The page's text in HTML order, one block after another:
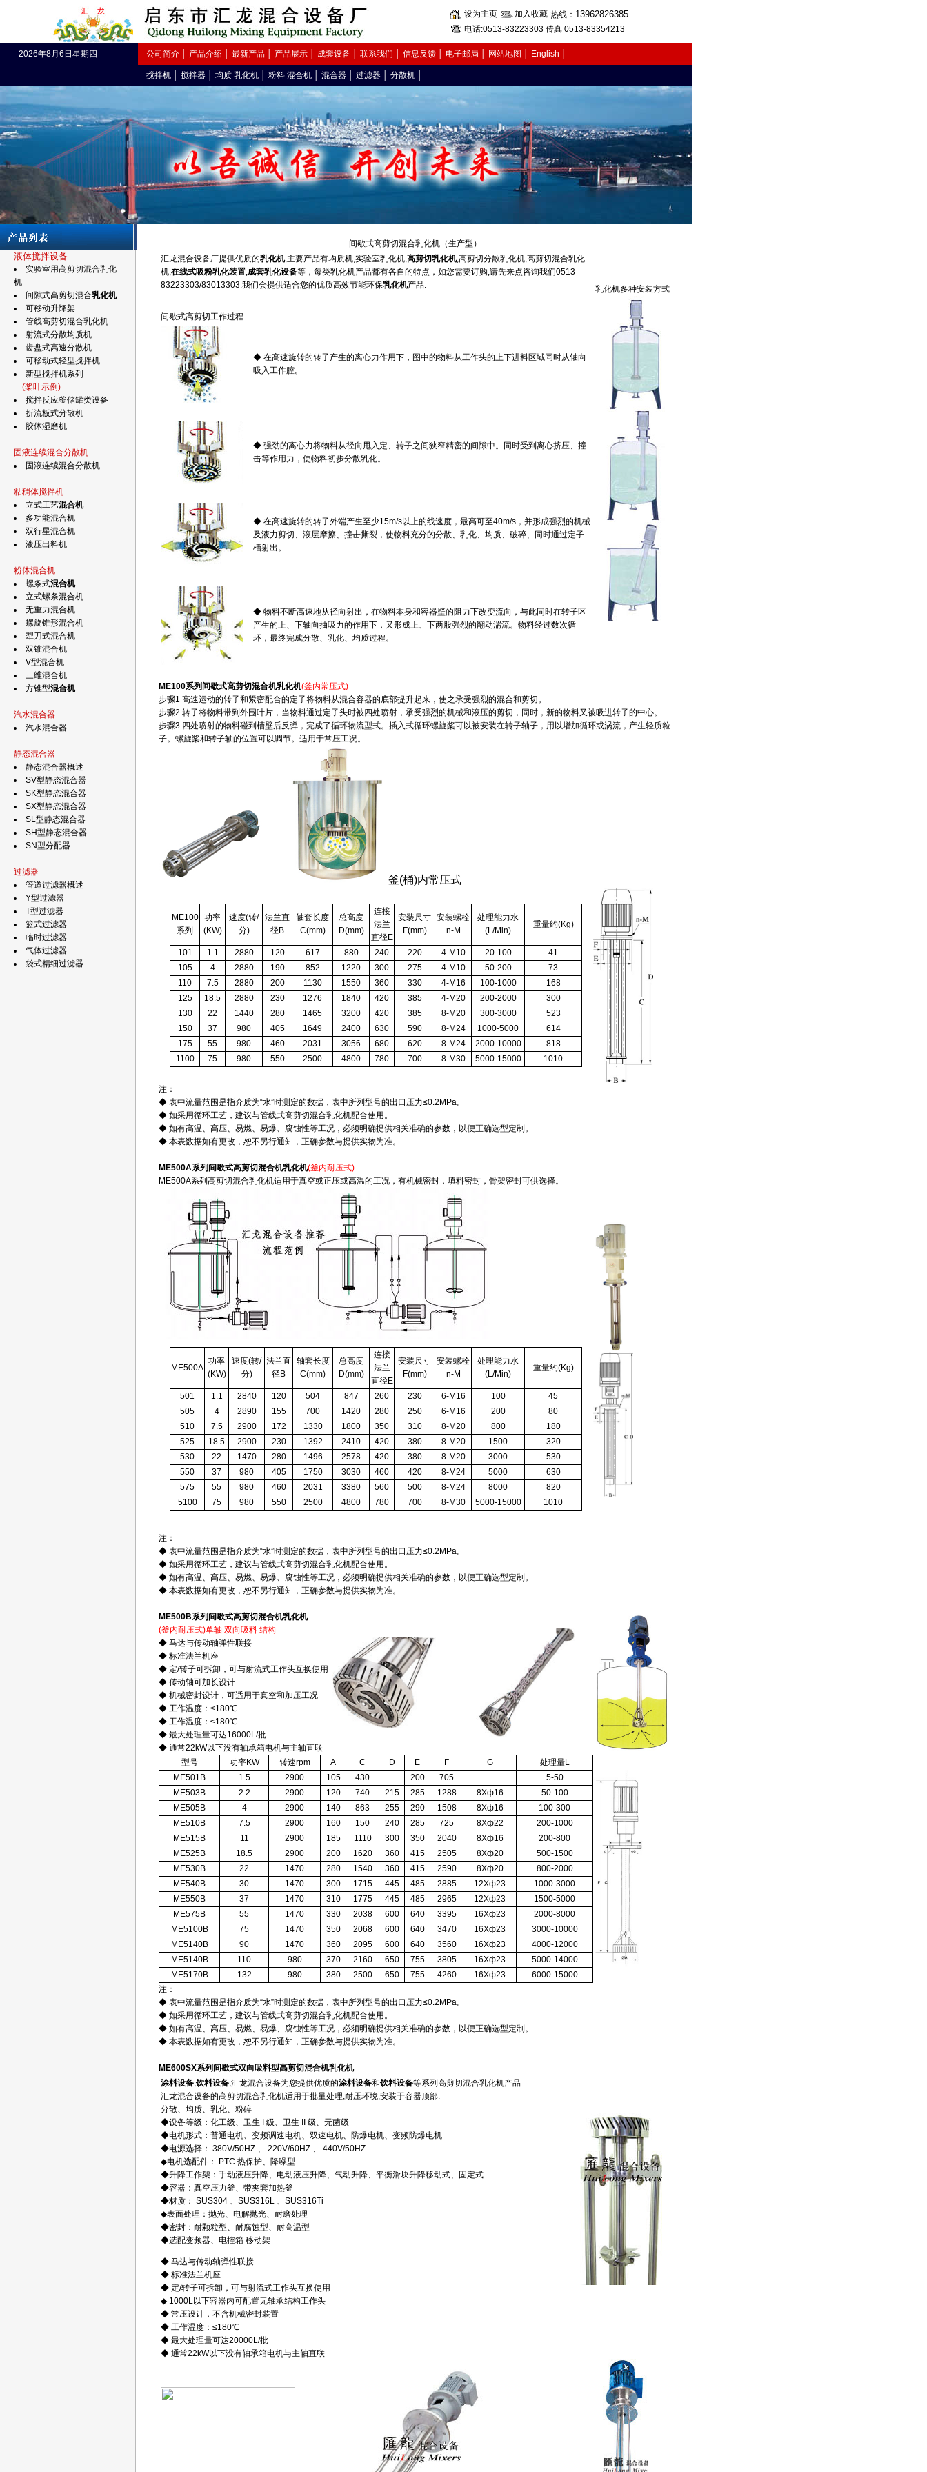
设为主页 加入收藏 热线： 13962826385
电话:0513-83223303 传真 0513-83354213
2026年8月6日星期四 公司简介 产品介绍 最新产品 产品展示 成套设备 联系我们 信息反馈 电子邮局 网站地图 English
搅拌机 搅拌器 均质 乳化机 粉料 混合机 混合器 过滤器 分散机
液体搅拌设备
实验室用高剪切混合乳化
机
间隙式高剪切混合乳化机
可移动升降架
管线高剪切混合乳化机
射流式分散均质机
齿盘式高速分散机
可移动式轻型搅拌机
新型搅拌机系列
(桨叶示例)
搅拌反应釜储罐类设备
折流板式分散机
胶体湿磨机
固液连续混合分散机
固液连续混合分散机
粘稠体搅拌机
立式工艺混合机
多功能混合机
双行星混合机
液压出料机
粉体混合机
螺条式混合机
立式螺条混合机
无重力混合机
螺旋锥形混合机
犁刀式混合机
双锥混合机
V型混合机
三维混合机
方锥型混合机
汽水混合器
汽水混合器
静态混合器
静态混合器概述
SV型静态混合器
SK型静态混合器
SX型静态混合器
SL型静态混合器
SH型静态混合器
SN型分配器
过滤器
管道过滤器概述
Y型过滤器
T型过滤器
篮式过滤器
临时过滤器
气体过滤器
袋式精细过滤器
间歇式高剪切混合乳化机（生产型）
汇龙混合设备厂提供优质的乳化机,主要产品有均质机,实验室乳化机,高剪切乳化机,高剪切分散乳化机,高剪切混合乳化
机,在线式吸粉乳化装置,成套乳化设备等，每类乳化机产品都有各自的特点，如您需要订购,请先来点咨询我们0513-
83223303/83013303.我们会提供适合您的优质高效节能环保乳化机产品.
间歇式高剪切工作过程
◆ 在高速旋转的转子产生的离心力作用下，图中的物料从工作头的上下进料区域同时从轴向
吸入工作腔。
◆ 强劲的离心力将物料从径向甩入定、转子之间狭窄精密的间隙中。同时受到离心挤压、撞
击等作用力，使物料初步分散乳化。
◆ 在高速旋转的转子外端产生至少15m/s以上的线速度，最高可至40m/s，并形成强烈的机械
及液力剪切、液层摩擦、撞击撕裂，使物料充分的分散、乳化、均质、破碎、同时通过定子
槽射出。
◆ 物料不断高速地从径向射出，在物料本身和容器壁的阻力下改变流向，与此同时在转子区
产生的上、下轴向抽吸力的作用下，又形成上、下两股强烈的翻动湍流。物料经过数次循
环，最终完成分散、乳化、均质过程。
乳化机多种安装方式
ME100系列间歇式高剪切混合机乳化机(釜内常压式)
步骤1 高速运动的转子和紧密配合的定子将物料从混合容器的底部提升起来，使之承受强烈的混合和剪切。
步骤2 转子将物料带到外围叶片，当物料通过定子头时被四处喷射，承受强烈的机械和液压的剪切，同时，新的物料又被吸进转子的中心。
步骤3 四处喷射的物料碰到槽壁后反弹，完成了循环物流型式。插入式循环螺旋桨可以被安装在转子轴子，用以增加循环或涡流，产生轻质粒
子。螺旋桨和转子轴的位置可以调节。适用于常压工况。
釜(桶)内常压式
ME100
系列
功率
(KW)
速度(转/
分)
法兰直
径B
轴套长度
C(mm)
总高度
D(mm)
连接
法兰
直径E
安装尺寸
F(mm)
安装螺栓
n-M
处理能力水
(L/Min)
重量约(Kg)
101 1.1 2880 120 617 880 240 220 4-M10 20-100
41
105
4 2880 190 852 1220 300 275 4-M10 50-200
73
110
7.5 2880 200 1130 1550 360 330 4-M16 100-1000
168
125
18.5 2880 230 1276 1840 420 385 4-M20 200-2000
300
130
22 1440 280 1465 3200 420 385 8-M20 300-3000
523
150
37 980 405 1649 2400 630 590 8-M24 1000-5000
614
175
55 980 460 2031 3056 680 620 8-M24 2000-10000
818
1100
75 980 550 2500 4800 780 700 8-M30 5000-15000 1010
注：
◆ 表中流量范围是指介质为“水”时测定的数据，表中所列型号的出口压力≤0.2MPa。
◆ 如采用循环工艺，建议与管线式高剪切混合乳化机配合使用。
◆ 如有高温、高压、易燃、易爆、腐蚀性等工况，必须明确提供相关准确的参数，以便正确选型定制。
◆ 本表数据如有更改，恕不另行通知，正确参数与提供实物为准。
ME500A系列间歇式高剪切混合机乳化机(釜内耐压式)
ME500A系列高剪切混合乳化机适用于真空或正压或高温的工况，有机械密封，填料密封，骨架密封可供选择。
ME500A
功率
(KW)
速度(转/
分)
法兰直
径B
轴套长度
C(mm)
总高度
D(mm)
连接
法兰
直径E
安装尺寸
F(mm)
安装螺栓
n-M
处理能力水
(L/Min)
重量约(Kg)
501 1.1 2840 120 504 847 260 230 6-M16 100
45
505
4 2890 155 700 1420 280 250 6-M16 200
80
510
7.5 2900 172 1330 1800 350 310 8-M20 800
180
525
18.5 2900 230 1392 2410 420 380 8-M20 1500
320
530
22 1470 280 1496 2578 420 380 8-M20 3000
530
550
37 980 405 1750 3030 460 420 8-M24 5000
630
575
55 980 460 2031 3380 560 500 8-M24 8000
820
5100
75 980 550 2500 4800 780 700 8-M30 5000-15000 1010
注：
◆ 表中流量范围是指介质为“水”时测定的数据，表中所列型号的出口压力≤0.2MPa。
◆ 如采用循环工艺，建议与管线式高剪切混合乳化机配合使用。
◆ 如有高温、高压、易燃、易爆、腐蚀性等工况，必须明确提供相关准确的参数，以便正确选型定制。
◆ 本表数据如有更改，恕不另行通知，正确参数与提供实物为准。
ME500B系列间歇式高剪切混合机乳化机
(釜内耐压式)单轴 双向吸料 结构
◆ 马达与传动轴弹性联接
◆ 标准法兰机座
◆ 定/转子可拆卸，可与射流式工作头互换使用
◆ 传动轴可加长设计
◆ 机械密封设计，可适用于真空和加压工况
◆ 工作温度：≤180℃
◆ 工作温度：≤180℃
◆ 最大处理量可达16000L/批
◆ 通常22kW以下没有轴承箱电机与主轴直联
型号
功率KW 转速rpm A C D E F G
处理量L
ME501B
1.5 2900 105 430 200 705
5-50
ME503B
2.2 2900 120 740 215 285 1288 8Xф16
50-100
ME505B
4 2900 140 863 255 290 1508 8Xф16
100-300
ME510B
7.5 2900 160 150 240 285 725 8Xф22
200-1000
ME515B
11 2900 185 1110 300 350 2040 8Xф16
200-800
ME525B
18.5 2900 200 1620 360 415 2505 8Xф20
500-1500
ME530B
22 1470 280 1540 360 415 2590 8Xф20
800-2000
ME540B
30 1470 300 1715 445 485 2885 12Xф23
1000-3000
ME550B
37 1470 310 1775 445 485 2965 12Xф23
1500-5000
ME575B
55 1470 330 2038 600 640 3395 16Xф23
2000-8000
ME5100B
75 1470 350 2068 600 640 3470 16Xф23
3000-10000
ME5140B
90 1470 360 2095 600 640 3560 16Xф23
4000-12000
ME5140B
110 980 370 2160 650 755 3805 16Xф23
5000-14000
ME5170B
132 980 380 2500 650 755 4260 16Xф23
6000-15000
注：
◆ 表中流量范围是指介质为“水”时测定的数据，表中所列型号的出口压力≤0.2MPa。
◆ 如采用循环工艺，建议与管线式高剪切混合乳化机配合使用。
◆ 如有高温、高压、易燃、易爆、腐蚀性等工况，必须明确提供相关准确的参数，以便正确选型定制。
◆ 本表数据如有更改，恕不另行通知，正确参数与提供实物为准。
ME600SX系列间歇式双向吸料型高剪切混合机乳化机
涂料设备,饮料设备,汇龙混合设备为您提供优质的涂料设备和饮料设备等系列高剪切混合乳化机产品
汇龙混合设备的高剪切混合乳化机适用于批量处理,耐压环境,安装于容器顶部.
分散、均质、乳化、粉碎
◆设备等级：化工级、卫生 I 级、卫生 II 级、无菌级
◆电机形式：普通电机、变频调速电机、双速电机、防爆电机、变频防爆电机
◆电源选择： 380V/50HZ 、 220V/60HZ 、 440V/50HZ
◆电机选配件： PTC 热保护、降噪型
◆升降工作架：手动液压升降、电动液压升降、气动升降、平衡滑块升降移动式、固定式
◆容器：真空压力釜、带夹套加热釜
◆材质： SUS304 、SUS316L 、SUS316Ti
◆表面处理：抛光、电解抛光、耐磨处理
◆密封：耐颗粒型、耐腐蚀型、耐高温型
◆选配变频器、电控箱 移动架
◆ 马达与传动轴弹性联接
◆ 标准法兰机座
◆ 定/转子可拆卸，可与射流式工作头互换使用
◆ 1000L以下容器内可配置无轴承结构工作头
◆ 常压设计，不含机械密封装置
◆ 工作温度：≤180℃
◆ 最大处理量可达20000L/批
◆ 通常22kW以下没有轴承箱电机与主轴直联